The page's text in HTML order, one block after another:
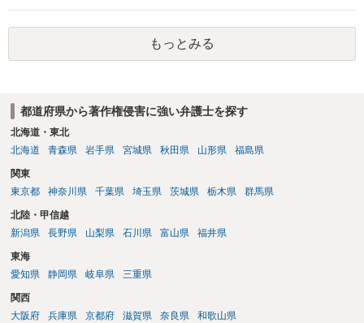
た、改変・SNS掲載が認められたオープンライセンス素材を、利用条
件に従って使う方法もあります。トレースした図を残したい場合は、
自分だけの学習用にとどめるのが安全です。
もっとみる
都道府県から著作権侵害に強い弁護士を探す
北海道・東北
北海道
青森県 岩手県 宮城県 秋田県 山形県 福島県
関東
東京都
神奈川県 千葉県 埼玉県 茨城県 栃木県 群馬県
北陸・甲信越
新潟県
長野県 山梨県 石川県 富山県 福井県
東海
愛知県
静岡県 岐阜県 三重県
関西
大阪府
兵庫県 京都府 滋賀県 奈良県 和歌山県